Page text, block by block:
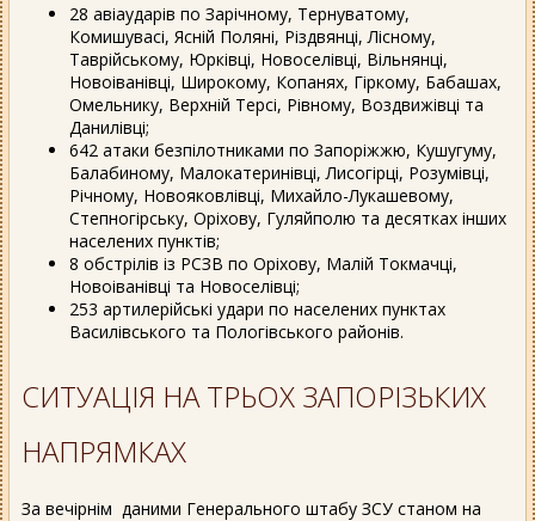
28 авіаударів по Зарічному, Тернуватому,
Комишувасі, Ясній Поляні, Різдвянці, Лісному,
Таврійському, Юрківці, Новоселівці, Вільнянці,
Новоіванівці, Широкому, Копанях, Гіркому, Бабашах,
Омельнику, Верхній Терсі, Рівному, Воздвижівці та
Данилівці;
642 атаки безпілотниками по Запоріжжю, Кушугуму,
Балабиному, Малокатеринівці, Лисогірці, Розумівці,
Річному, Новояковлівці, Михайло-Лукашевому,
Степногірську, Оріхову, Гуляйполю та десятках інших
населених пунктів;
8 обстрілів із РСЗВ по Оріхову, Малій Токмачці,
Новоіванівці та Новоселівці;
253 артилерійські удари по населених пунктах
Василівського та Пологівського районів.
СИТУАЦІЯ НА ТРЬОХ ЗАПОРІЗЬКИХ
НАПРЯМКАХ
За вечірнім даними Генерального штабу ЗСУ станом на